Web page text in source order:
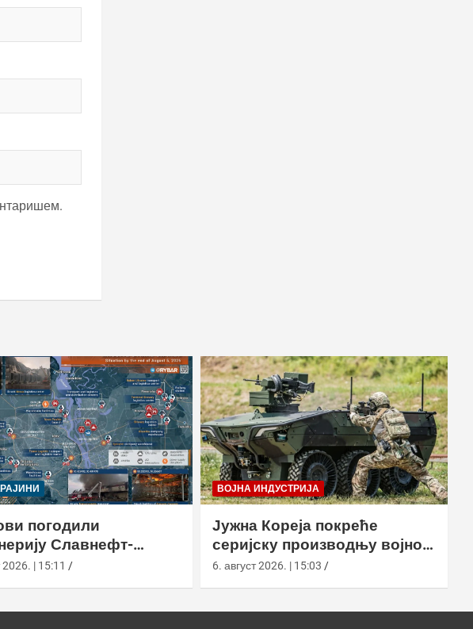
погодили
Славнефт-
у Јарослављу
2026. | 15:11
ВОЈНА ИНДУСТРИЈА
Јужна Кореја покреће
серијску производњу војног
робота Арион-СМЕТ
6. август 2026. | 15:03